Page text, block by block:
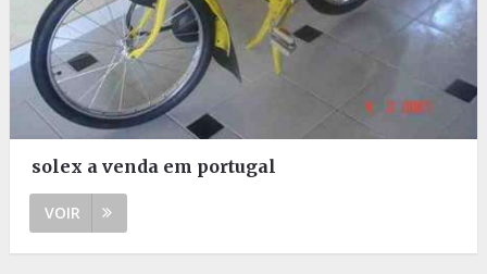
solex a venda em portugal
VOIR